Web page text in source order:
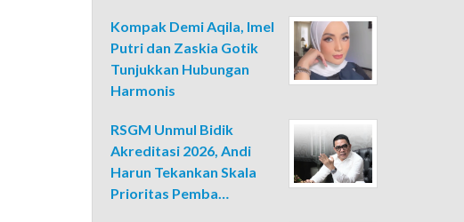
Kompak Demi Aqila, Imel
Putri dan Zaskia Gotik
Tunjukkan Hubungan
Harmonis
RSGM Unmul Bidik
Akreditasi 2026, Andi
Harun Tekankan Skala
Prioritas Pemba…